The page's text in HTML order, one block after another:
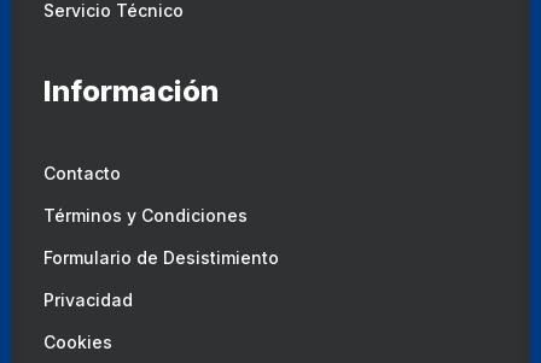
Servicio Técnico
Información
Contacto
Términos y Condiciones
Formulario de Desistimiento
Privacidad
Cookies